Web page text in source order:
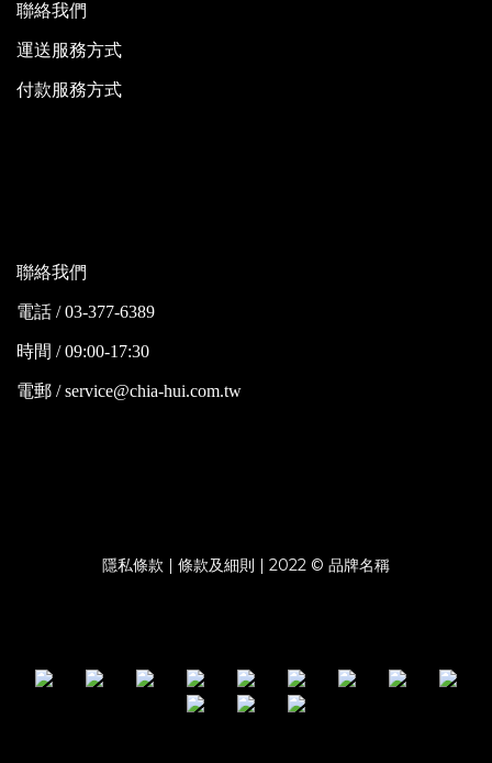
聯絡我們
運送服務方式
付款服務方式
聯絡我們
電話 / 03-377-6389
時間 / 09:00-17:30
電郵 / service@chia-hui.com.tw
隱私條款 | 條款及細則 | 2022 © 品牌名稱